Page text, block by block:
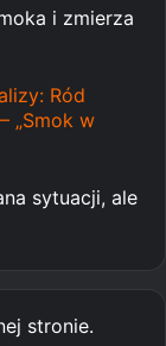
i zmierza
Ród
„Smok w
sytuacji, ale
stronie.